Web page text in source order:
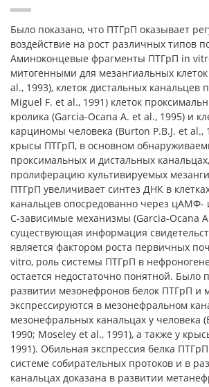
Было показано, что ПТГрП оказывает
воздействие на рост различных типов
Аминоконцевые фрагменты ПТГрП in
митогенными для мезангиальных
al., 1993), клеток дистальных канальцев
Miguel F. et al., 1991) клеток
кролика (Garcia-Ocana A. et al., 1995) и
карциномы человека (Burton P.B.J. et al.,
крысы ПТГрП, в основном
проксимальных и дистальных
пролиферацию культивируемых
ПТГрП увеличивает синтез ДНК в
канальцев опосредованно через цАМФ-
С-зависимые механизмы (Garcia-Ocana
существующая информация
является фактором роста первичных
vitro, роль системы ПТГрП в
остается недостаточно понятной. Было
развитии мезонефронов белок ПТГрП и
экспрессируются в мезонефральном
мезонефральных канальцах у человека
1990; Moseley et al., 1991), а также у
1991). Обильная экспрессия белка
системе собирательных протоков и в
канальцах доказана в развитии